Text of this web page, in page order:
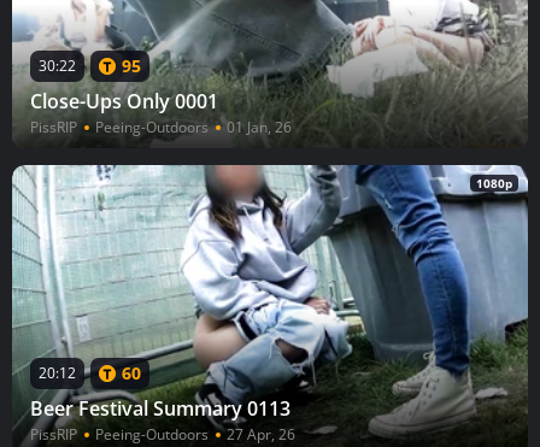
30:22 95
Close-Ups Only 0001
PissRIP Peeing-Outdoors 01 Jan, 26
1080p
20:12 60
Beer Festival Summary 0113
PissRIP Peeing-Outdoors 27 Apr, 26